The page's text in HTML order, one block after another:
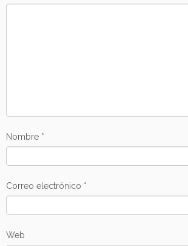
Nombre *
Correo electrónico *
Web